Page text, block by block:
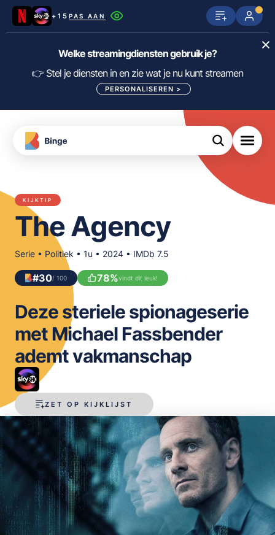
+15 PAS AAN
Netflix SkyShowtime Prime Video
Disney+ Videoland HBO Max
Viaplay Apple TV
KIJK
meJane
FILTER FILMS EN SERIES OP MIJN
ALLES/NIETS SELECTEREN
Welke streamingdiensten gebruik je?
👉 Stel je diensten in en zie wat je nu kunt streamen
PERSONALISEREN >
Download
App
KIJKTIP
The Agency
Serie • Politiek • 1u • 2024 • IMDb 7.5
#30/ 100 78%vindt dit leuk!
ZET OP KIJKLIJST
Deze steriele spionageserie
met Michael Fassbender
ademt vakmanschap